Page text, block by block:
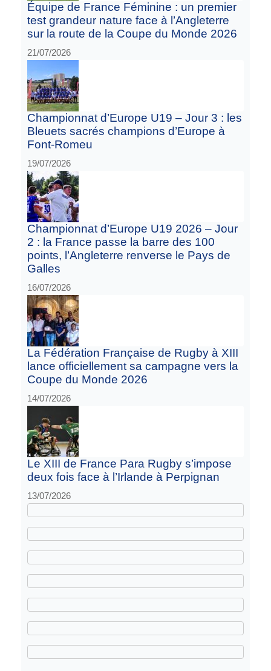
Équipe de France Féminine : un premier
test grandeur nature face à l’Angleterre
sur la route de la Coupe du Monde 2026
21/07/2026
Championnat d’Europe U19 – Jour 3 : les
Bleuets sacrés champions d’Europe à
Font-Romeu
19/07/2026
Championnat d’Europe U19 2026 – Jour
2 : la France passe la barre des 100
points, l’Angleterre renverse le Pays de
Galles
16/07/2026
La Fédération Française de Rugby à XIII
lance officiellement sa campagne vers la
Coupe du Monde 2026
14/07/2026
Le XIII de France Para Rugby s’impose
deux fois face à l’Irlande à Perpignan
13/07/2026